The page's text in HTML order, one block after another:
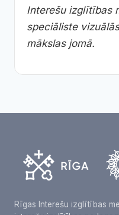
Interešu izglītības
speciāliste
mākslas jomā.
Rīgas Interešu izglītības